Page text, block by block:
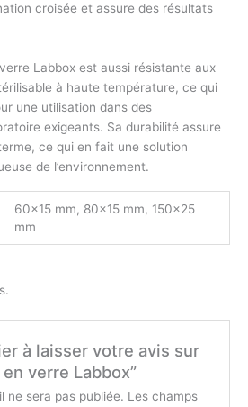
croisée et assure des résultats
Labbox est aussi résistante aux
à haute température, ce qui
une utilisation dans des
exigeants. Sa durabilité assure
ce qui en fait une solution
de l’environnement.
60×15 mm, 80×15 mm, 150×25
mm
à laisser votre avis sur
verre Labbox”
ne sera pas publiée. Les champs